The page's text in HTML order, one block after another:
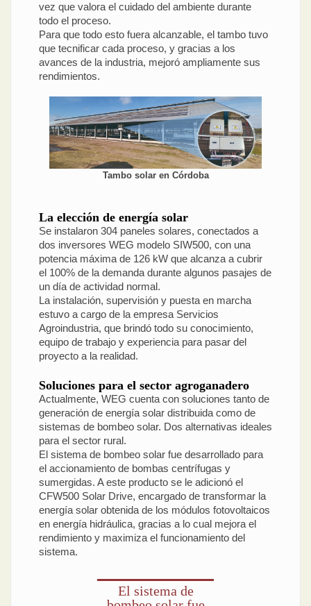
vez que valora el cuidado del ambiente durante
todo el proceso.
Para que todo esto fuera alcanzable, el tambo tuvo
que tecnificar cada proceso, y gracias a los
avances de la industria, mejoró ampliamente sus
rendimientos.
Tambo solar en Córdoba
La elección de energía solar
Se instalaron 304 paneles solares, conectados a
dos inversores WEG modelo SIW500, con una
potencia máxima de 126 kW que alcanza a cubrir
el 100% de la demanda durante algunos pasajes de
un día de actividad normal.
La instalación, supervisión y puesta en marcha
estuvo a cargo de la empresa Servicios
Agroindustria, que brindó todo su conocimiento,
equipo de trabajo y experiencia para pasar del
proyecto a la realidad.
Soluciones para el sector agroganadero
Actualmente, WEG cuenta con soluciones tanto de
generación de energía solar distribuida como de
sistemas de bombeo solar. Dos alternativas ideales
para el sector rural.
El sistema de bombeo solar fue desarrollado para
el accionamiento de bombas centrífugas y
sumergidas. A este producto se le adicionó el
CFW500 Solar Drive, encargado de transformar la
energía solar obtenida de los módulos fotovoltaicos
en energía hidráulica, gracias a lo cual mejora el
rendimiento y maximiza el funcionamiento del
sistema.
El sistema de